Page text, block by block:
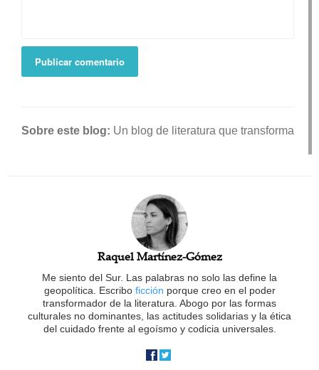
Sobre este blog: Un blog de literatura que transforma
Raquel Martínez-Gómez
Me siento del Sur. Las palabras no solo las define la
geopolítica. Escribo ficción porque creo en el poder
transformador de la literatura. Abogo por las formas
culturales no dominantes, las actitudes solidarias y la ética
del cuidado frente al egoísmo y codicia universales.